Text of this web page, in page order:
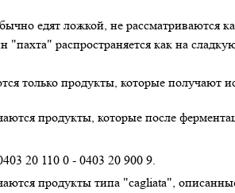
едят ложкой, не рассматриваются
распространяется как на
только продукты, которые получают
продукты, которые после
20 110 0 - 0403 20 900 9.
продукты типа "cagliata",